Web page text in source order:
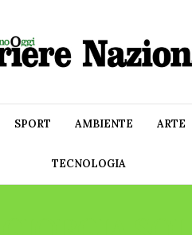
SPORT AMBIENTE ARTE
TECNOLOGIA